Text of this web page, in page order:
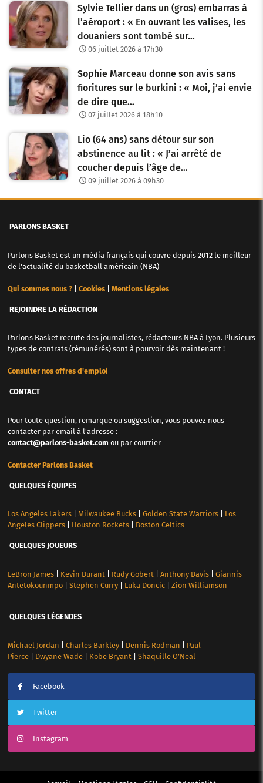
Sylvie Tellier dans un (gros) embarras à
l’aéroport : « En ouvrant les valises, les
douaniers sont tombé sur…
06 juillet 2026 à 17h30
Sophie Marceau donne son avis sans
fioritures sur le burkini : « Moi, j’ai envie
de dire que…
07 juillet 2026 à 18h10
Lio (64 ans) sans détour sur son
abstinence au lit : « J’ai arrêté de
coucher depuis l’âge de…
09 juillet 2026 à 09h30
PARLONS BASKET
Parlons Basket est un média français qui couvre depuis 2012 le meilleur
de l'actualité du basketball américain (NBA)
Qui sommes nous ?| Cookies| Mentions légales
REJOINDRE LA RÉDACTION
Parlons Basket recrute des journalistes, rédacteurs NBA à Lyon. Plusieurs
types de contrats (rémunérés) sont à pourvoir dès maintenant !
Consulter nos offres d'emploi
CONTACT
Pour toute question, remarque ou suggestion, vous pouvez nous
contacter par email à l'adresse :
contact@parlons-basket.com ou par courrier
Contacter Parlons Basket
QUELQUES ÉQUIPES
Los Angeles Lakers| Milwaukee Bucks| Golden State Warriors| Los
Angeles Clippers| Houston Rockets| Boston Celtics
QUELQUES JOUEURS
LeBron James| Kevin Durant Rudy Gobert Anthony Davis| Giannis
Antetokounmpo| Stephen Curry| Luka Doncic| Zion Williamson
QUELQUES LÉGENDES
Michael Jordan Charles Barkley| Dennis Rodman
Paul
Pierce| Dwyane Wade| Kobe Bryant Shaquille O’Neal
Facebook
Twitter
Instagram